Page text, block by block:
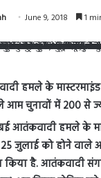
June 9, 2018 1
हमले के मास्टरमाइंड
आम चुनावों में 200 से